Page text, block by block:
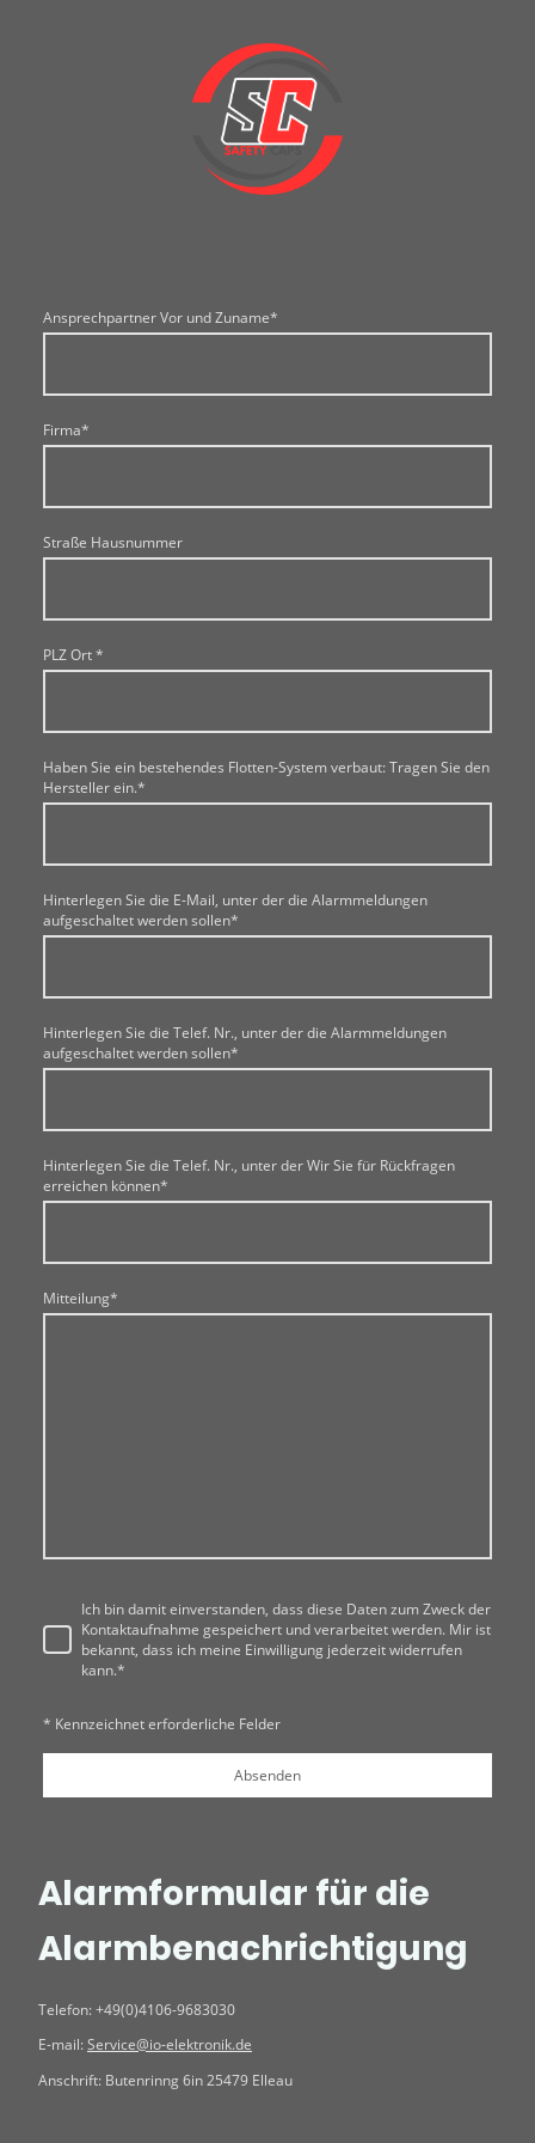
Ansprechpartner Vor und Zuname*
Firma*
Straße Hausnummer
PLZ Ort*
Haben Sie ein bestehendes Flotten-System verbaut: Tragen Sie den
Hersteller ein.*
Hinterlegen Sie die E-Mail, unter der die Alarmmeldungen
aufgeschaltet werden sollen*
Hinterlegen Sie die Telef. Nr., unter der die Alarmmeldungen
aufgeschaltet werden sollen*
Hinterlegen Sie die Telef. Nr., unter der Wir Sie für Rückfragen
erreichen können*
Mitteilung*
Ich bin damit einverstanden, dass diese Daten zum Zweck der
Kontaktaufnahme gespeichert und verarbeitet werden. Mir ist
bekannt, dass ich meine Einwilligung jederzeit widerrufen
kann.*
* Kennzeichnet erforderliche Felder
Absenden
Alarmformular für die
Alarmbenachrichtigung
Telefon: +49(0)4106-9683030
E-mail: Service@io-elektronik.de
Anschrift: Butenrinng 6in 25479 Elleau